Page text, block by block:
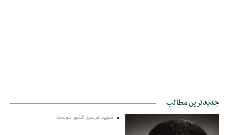
جدیدترین مطالب
شهید فریبرز کشور دوست